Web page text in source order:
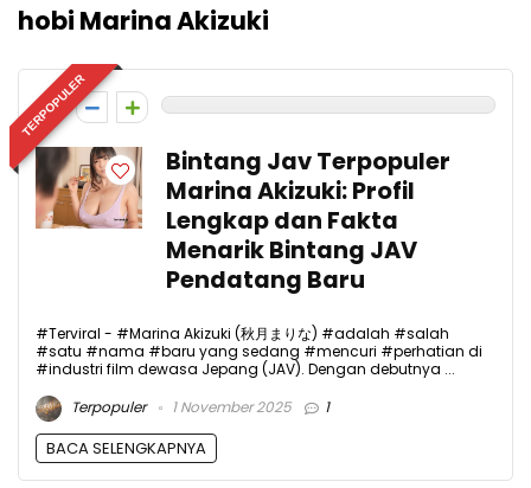
hobi Marina Akizuki
TERPOPULER
0
Bintang Jav Terpopuler
Marina Akizuki: Profil
Lengkap dan Fakta
Menarik Bintang JAV
Pendatang Baru
#Terviral - #Marina Akizuki (秋月まりな) #adalah #salah
#satu #nama #baru yang sedang #mencuri #perhatian di
#industri film dewasa Jepang (JAV). Dengan debutnya ...
Terpopuler
1 November 2025 1
BACA SELENGKAPNYA